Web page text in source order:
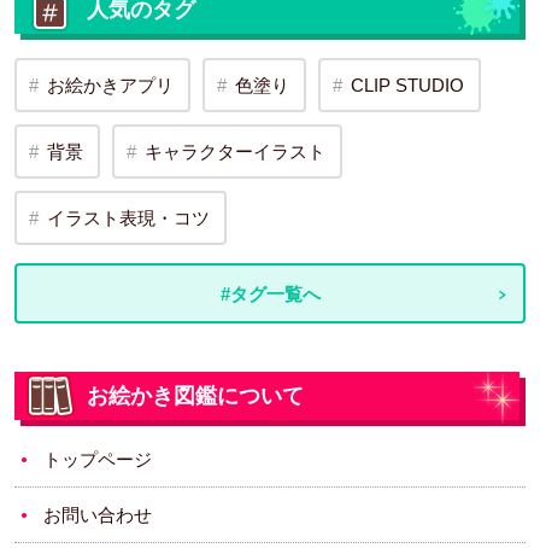
人気のタグ
お絵かきアプリ 色塗り CLIP STUDIO
背景 キャラクターイラスト
イラスト表現・コツ
#タグ一覧へ
お絵かき図鑑について
トップページ
お問い合わせ